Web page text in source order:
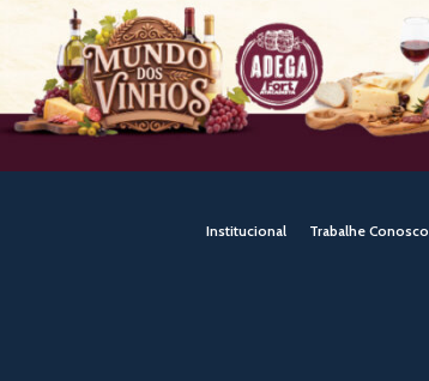
Institucional Trabalhe Conosco